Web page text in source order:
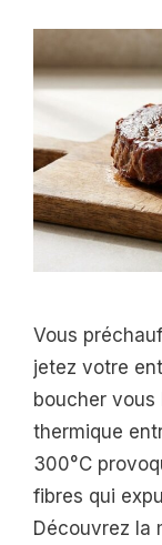
Vous
jetez votre
boucher vous
thermique
300°C
fibres qui
Découvrez la